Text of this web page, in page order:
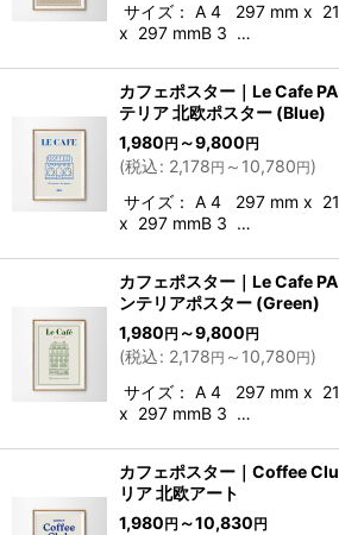
サイズ： A 4 297 mm x
x 297 mmB 3 …
カフェポスター｜Le Cafe
テリア 北欧ポスター (Blue)
1,980円 ～9,800円
(税込: 2,178円 ～10,780円)
サイズ： A 4 297 mm x
x 297 mmB 3 …
カフェポスター｜Le Cafe
ンテリアポスター (Green)
1,980円 ～9,800円
(税込: 2,178円 ～10,780円)
サイズ： A 4 297 mm x
x 297 mmB 3 …
カフェポスター｜Coffee
リア 北欧アート
1,980円 ～10,830円